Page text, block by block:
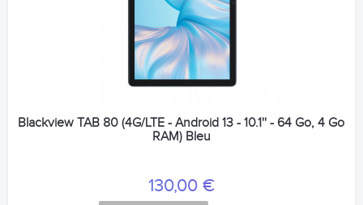
Blackview TAB 80 (4G/LTE - Android 13 - 10.1'' - 64 Go, 4 Go
RAM) Bleu
130,00 €